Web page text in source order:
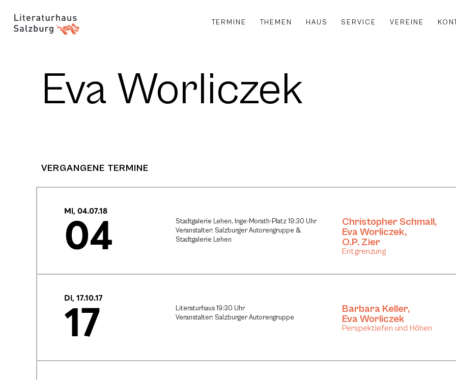
TERMINE THEMEN HAUS SERVICE VEREINE
Eva Worliczek
VERGANGENE TERMINE
Mi, 04.07.18
04
Stadtgalerie Lehen, Inge-Morath-Platz 19:30 Uhr
Veranstalter: Salzburger Autorengruppe &
Stadtgalerie Lehen
Christopher Schmall,
Eva Worliczek,
O.P. Zier
Entgrenzung
Di, 17.10.17
17
Literaturhaus 19:30 Uhr
Veranstalter: Salzburger Autorengruppe
Barbara Keller,
Eva Worliczek
Perspektiefen und Höhen